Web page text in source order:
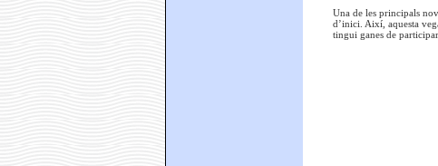
Una de les principals
d’inici. Així, aquesta
tingui ganes de